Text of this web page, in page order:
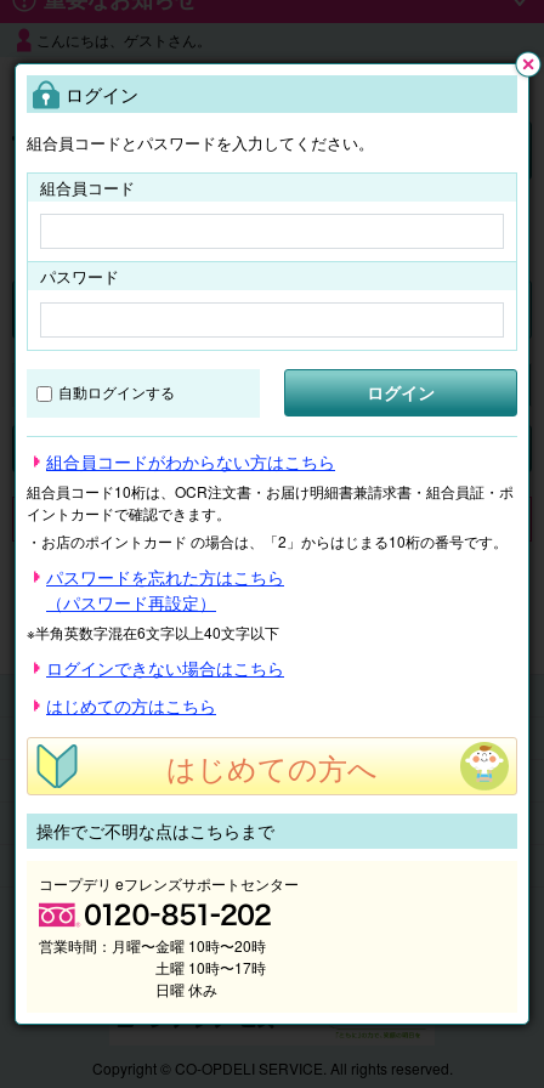
こんにちは、ゲストさん。
よくある質問
ログイン
チケット マイページ
検索
申し訳ございません。 現在、該当商品は、お取扱いしておりません。
マイページ 注文履歴
抽選結果
請求内容
チケット
くらしのサービス
このサイトの使い方
マイページ
Copyright © CO-OPDELI SERVICE. All rights reserved.
ログイン
組合員コードとパスワードを入力してください。
組合員コード
パスワード
自動ログインする ログイン
組合員コードがわからない方はこちら
組合員コード10桁は、OCR注文書・お届け明細書兼請求書・組合員証・ポ
イントカードで確認できます。
・お店のポイントカード の場合は、「2」からはじまる10桁の番号です。
パスワードを忘れた方はこちら
（パスワード再設定）
※半角英数字混在6文字以上40文字以下
ログインできない場合はこちら
はじめての方はこちら
はじめての方へ
操作でご不明な点はこちらまで
コープデリ eフレンズサポートセンター
営業時間： 月曜〜金曜 10時〜20時
土曜 10時〜17時
日曜 休み